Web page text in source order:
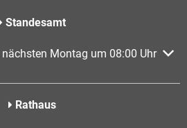
Standesamt
oder Schließzeiten
Montag um 08:00 Uhr
Rathaus